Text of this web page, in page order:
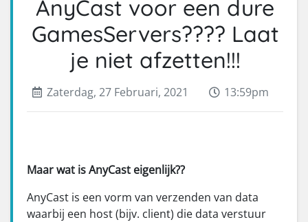
AnyCast voor een dure
GamesServers???? Laat
je niet afzetten!!!
Zaterdag, 27 Februari, 2021 13:59pm
Maar wat is AnyCast eigenlijk??
AnyCast is een vorm van verzenden van data
waarbij een host (bijv. client) die data verstuur